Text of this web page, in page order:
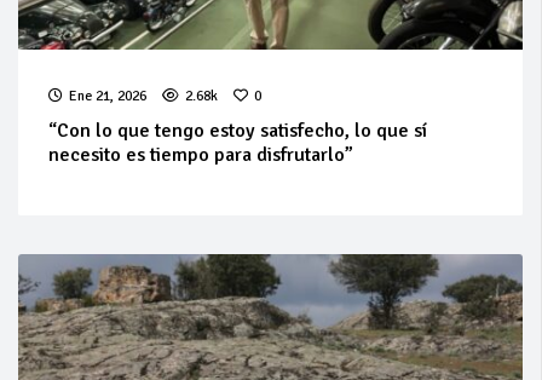
Ene 21, 2026 2.68k 0
“Con lo que tengo estoy satisfecho, lo que sí
necesito es tiempo para disfrutarlo”